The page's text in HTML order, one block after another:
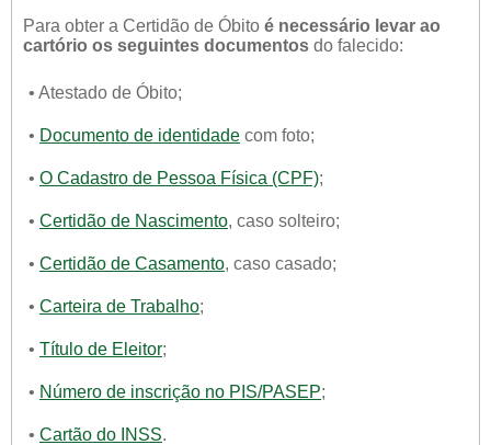
Para obter a Certidão de Óbito é necessário levar ao
cartório os seguintes documentos do falecido:
• Atestado de Óbito;
• Documento de identidade com foto;
• O Cadastro de Pessoa Física (CPF);
• Certidão de Nascimento, caso solteiro;
• Certidão de Casamento, caso casado;
• Carteira de Trabalho;
• Título de Eleitor;
• Número de inscrição no PIS/PASEP;
• Cartão do INSS.